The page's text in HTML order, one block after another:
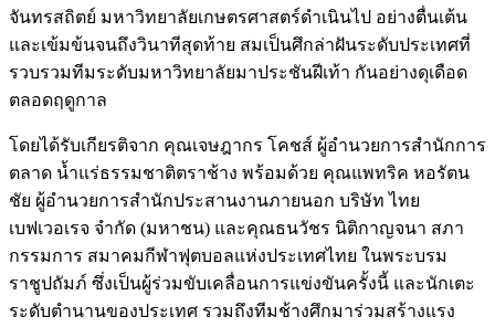
จันทรสถิตย์ มหาวิทยาลัยเกษตรศาสตร์ดำเนินไป อย่างตื่นเต้น
และเข้มข้นจนถึงวินาทีสุดท้าย สมเป็นศึกล่าฝันระดับประเทศที่
รวบรวมทีมระดับมหาวิทยาลัยมาประชันฝีเท้า กันอย่างดุเดือด
ตลอดฤดูกาล
โดยได้รับเกียรติจาก คุณเจษฎากร โคชส์ ผู้อำนวยการสำนักการ
ตลาด น้ำแร่ธรรมชาติตราช้าง พร้อมด้วย คุณแพทริค หอรัตน
ชัย ผู้อำนวยการสำนักประสานงานภายนอก บริษัท ไทย
เบฟเวอเรจ จำกัด (มหาชน) และคุณธนวัชร นิติกาญจนา สภา
กรรมการ สมาคมกีฬาฟุตบอลแห่งประเทศไทย ในพระบรม
ราชูปถัมภ์ ซึ่งเป็นผู้ร่วมขับเคลื่อนการแข่งขันครั้งนี้ และนักเตะ
ระดับตำนานของประเทศ รวมถึงทีมช้างศึกมาร่วมสร้างแรง